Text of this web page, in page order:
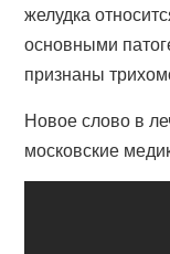
желудка
основными
признаны
Новое слово в
московские